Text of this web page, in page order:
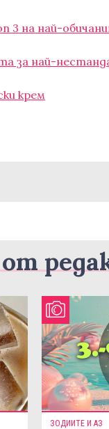
3 на най-
за най-
крем
ЗОДИИТЕ И АЗ